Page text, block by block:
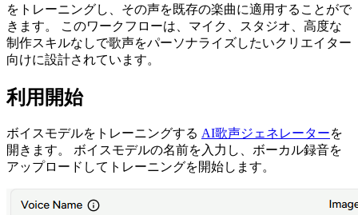
をトレーニングし、その声を既存の楽曲に適用することがで
きます。 このワークフローは、マイク、スタジオ、高度な
制作スキルなしで歌声をパーソナライズしたいクリエイター
向けに設計されています。
利用開始
ボイスモデルをトレーニングする AI歌声ジェネレーターを
開きます。 ボイスモデルの名前を入力し、ボーカル録音を
アップロードしてトレーニングを開始します。